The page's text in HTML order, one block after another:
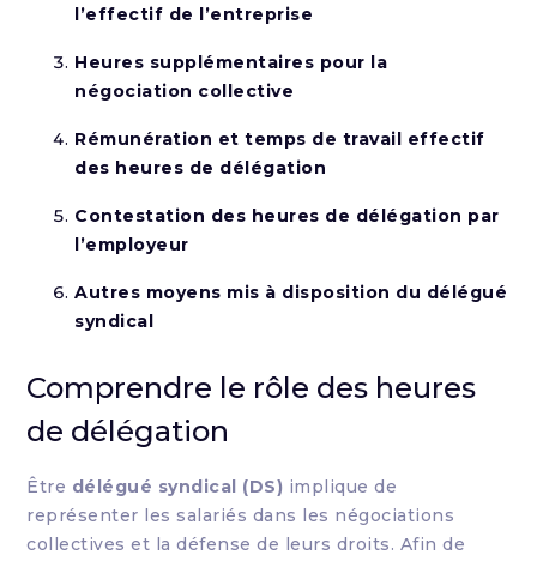
l’effectif de l’entreprise
Heures supplémentaires pour la
négociation collective
Rémunération et temps de travail effectif
des heures de délégation
Contestation des heures de délégation par
l’employeur
Autres moyens mis à disposition du délégué
syndical
Comprendre le rôle des heures
de délégation
Être délégué syndical (DS) implique de
représenter les salariés dans les négociations
collectives et la défense de leurs droits. Afin de